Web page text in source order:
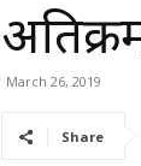
March 26, 2019
Share